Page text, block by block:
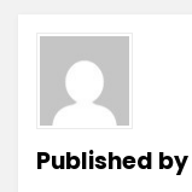
Published by